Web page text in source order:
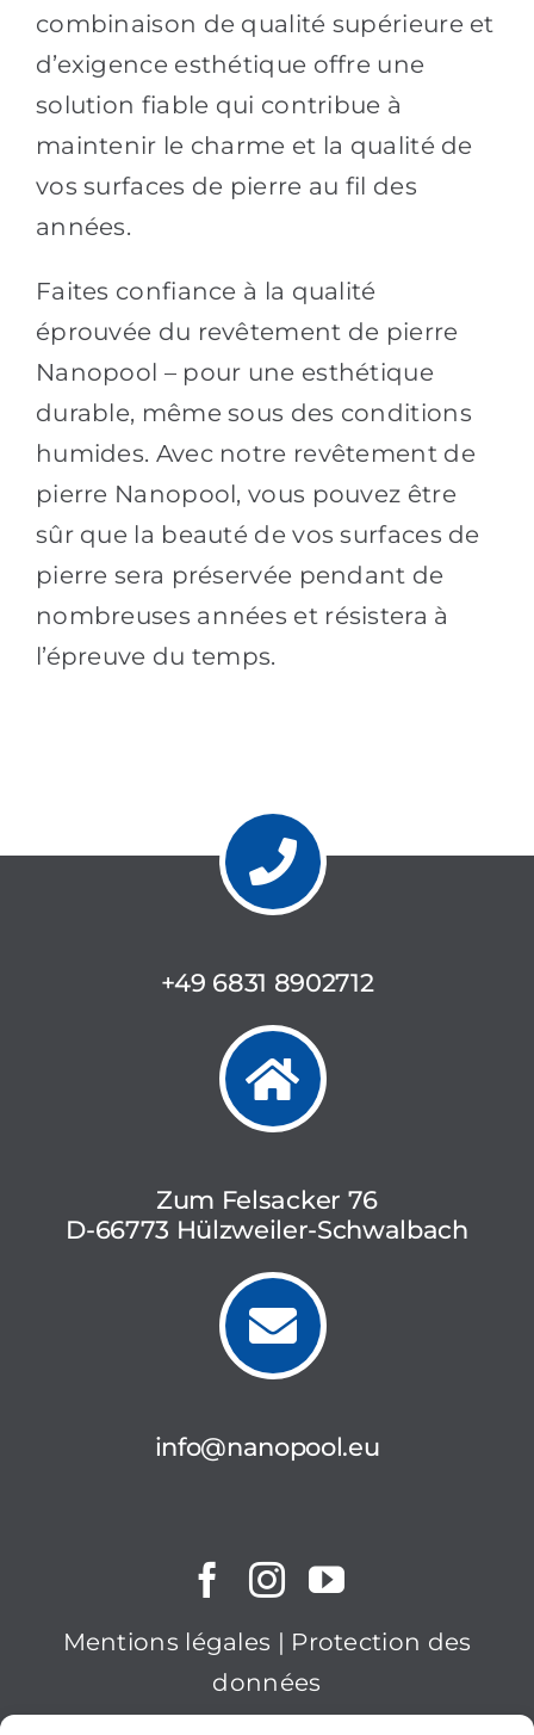
combinaison de qualité supérieure et
d’exigence esthétique offre une
solution fiable qui contribue à
maintenir le charme et la qualité de
vos surfaces de pierre au fil des
années.
Faites confiance à la qualité
éprouvée du revêtement de pierre
Nanopool – pour une esthétique
durable, même sous des conditions
humides. Avec notre revêtement de
pierre Nanopool, vous pouvez être
sûr que la beauté de vos surfaces de
pierre sera préservée pendant de
nombreuses années et résistera à
l’épreuve du temps.
+49 6831 8902712
Zum Felsacker 76
D-66773 Hülzweiler-Schwalbach
info@nanopool.eu
Mentions légales | Protection des
données